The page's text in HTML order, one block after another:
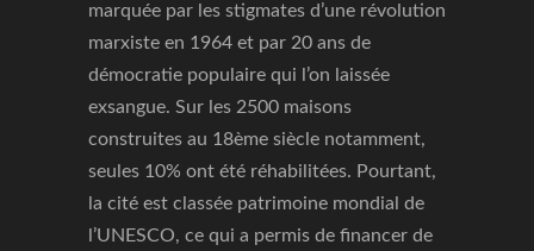
marquée par les stigmates d’une révolution
marxiste en 1964 et par 20 ans de
démocratie populaire qui l’on laissée
exsangue. Sur les 2500 maisons
construites au 18ème siècle notamment,
seules 10% ont été réhabilitées. Pourtant,
la cité est classée patrimoine mondial de
l’UNESCO, ce qui a permis de financer de